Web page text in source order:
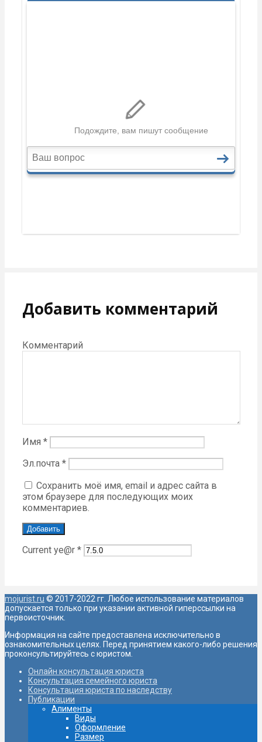
Добавить комментарий
Комментарий
Имя *
Эл.почта *
Сохранить моё имя, email и адрес сайта в
этом браузере для последующих моих
комментариев.
Current ye@r *
mojurist.ru © 2017-2022 гг. Любое использование материалов
допускается только при указании активной гиперссылки на
первоисточник.
Информация на сайте предоставлена исключительно в
ознакомительных целях. Перед принятием какого-либо решения
проконсультируйтесь с юристом.
Онлайн консультация юриста
Консультация семейного юриста
Консультация юриста по наследству
Публикации
Алименты
Виды
Оформление
Размер